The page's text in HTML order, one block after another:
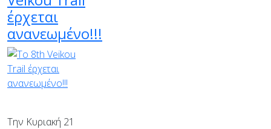
έρχεται
ανανεωμένο!!!
Την Κυριακή 21